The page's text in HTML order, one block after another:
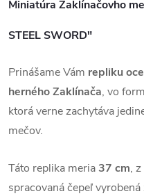
Miniatúra Zaklínačovho
STEEL SWORD"
Prinášame Vám repliku
herného Zaklínača, vo
ktorá verne zachytáva
mečov.
Táto replika meria37 cm,
spracovaná čepeľ